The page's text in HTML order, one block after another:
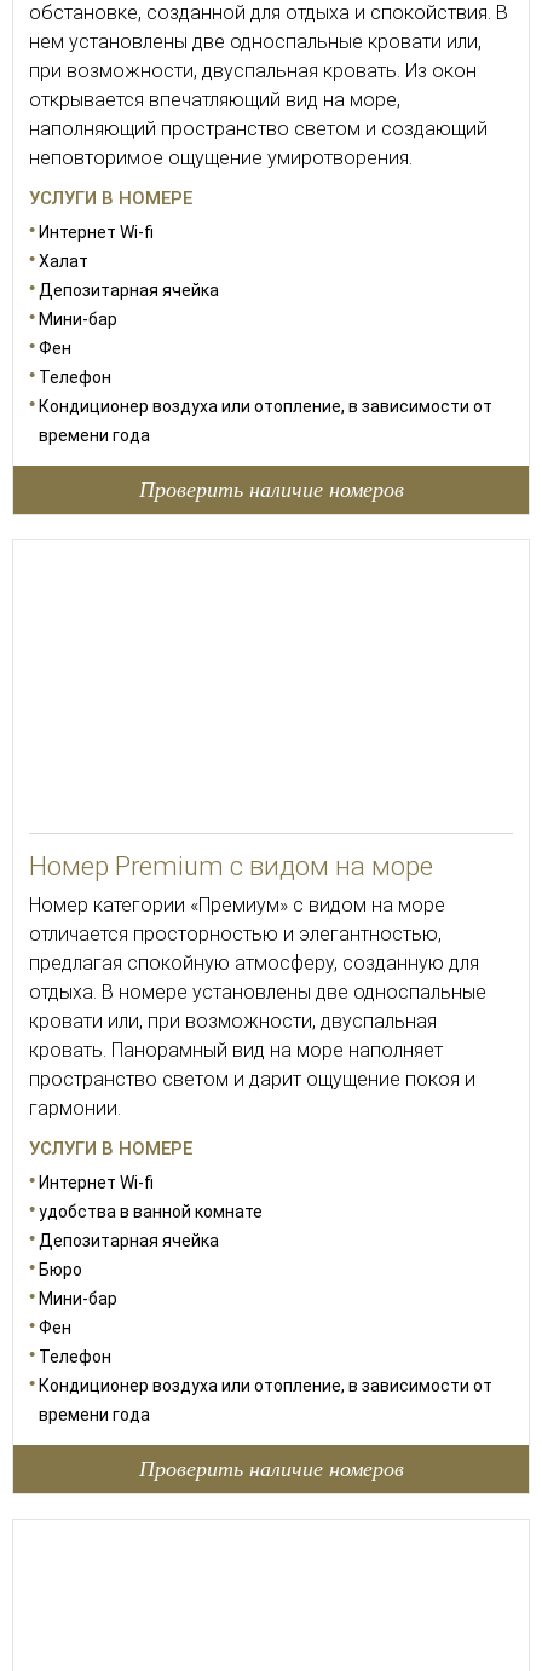
обстановке, созданной для отдыха и спокойствия. В
нем установлены две односпальные кровати или,
при возможности, двуспальная кровать. Из окон
открывается впечатляющий вид на море,
наполняющий пространство светом и создающий
неповторимое ощущение умиротворения.
УСЛУГИ В НОМЕРЕ
Интернет Wi-fi
Халат
Депозитарная ячейка
Мини-бар
Фен
Телефон
Кондиционер воздуха или отопление, в зависимости от
времени года
Проверить наличие номеров
Номер Premium с видом на море
Номер категории «Премиум» с видом на море
отличается просторностью и элегантностью,
предлагая спокойную атмосферу, созданную для
отдыха. В номере установлены две односпальные
кровати или, при возможности, двуспальная
кровать. Панорамный вид на море наполняет
пространство светом и дарит ощущение покоя и
гармонии.
УСЛУГИ В НОМЕРЕ
Интернет Wi-fi
удобства в ванной комнате
Депозитарная ячейка
Бюро
Мини-бар
Фен
Телефон
Кондиционер воздуха или отопление, в зависимости от
времени года
Проверить наличие номеров